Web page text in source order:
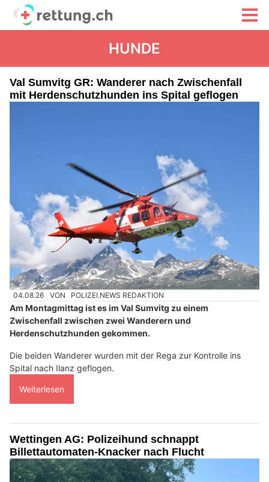
HUNDE
Val Sumvitg GR: Wanderer nach Zwischenfall
mit Herdenschutzhunden ins Spital geflogen
04.08.26 VON POLIZEI.NEWS REDAKTION
Am Montagmittag ist es im Val Sumvitg zu einem
Zwischenfall zwischen zwei Wanderern und
Herdenschutzhunden gekommen.
Die beiden Wanderer wurden mit der Rega zur Kontrolle ins
Spital nach Ilanz geflogen.
Weiterlesen
Wettingen AG: Polizeihund schnappt
Billettautomaten-Knacker nach Flucht